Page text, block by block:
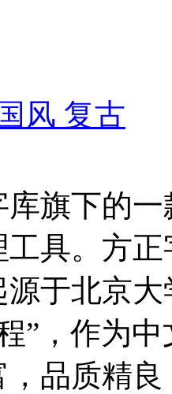
风 复古
旗下的
具。方
于北京
”，作为
，品质精